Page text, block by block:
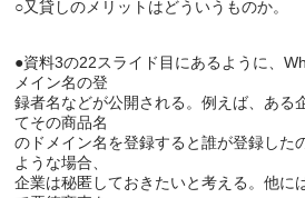
●資料3の22スライド目にあるように、
メイン名の登
録者名などが公開される。例えば、ある
てその商品名
のドメイン名を登録すると誰が登録した
ような場合、
企業は秘匿しておきたいと考える。他に